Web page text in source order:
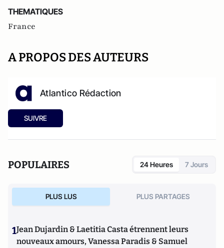
THEMATIQUES
France
A PROPOS DES AUTEURS
Atlantico Rédaction
SUIVRE
POPULAIRES 24 Heures 7 Jours
PLUS LUS PLUS PARTAGES
1Jean Dujardin & Laetitia Casta étrennent leurs
nouveaux amours, Vanessa Paradis & Samuel